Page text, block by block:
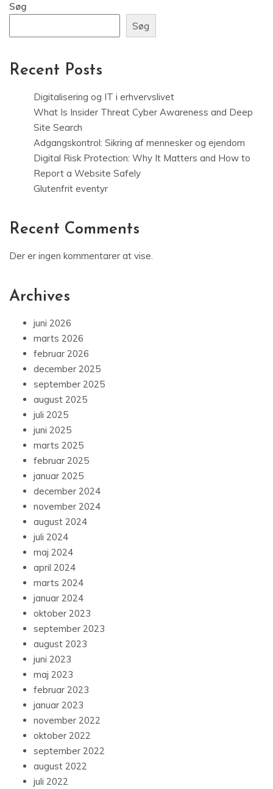
Søg
Søg
Recent Posts
Digitalisering og IT i erhvervslivet
What Is Insider Threat Cyber Awareness and Deep
Site Search
Adgangskontrol: Sikring af mennesker og ejendom
Digital Risk Protection: Why It Matters and How to
Report a Website Safely
Glutenfrit eventyr
Recent Comments
Der er ingen kommentarer at vise.
Archives
juni 2026
marts 2026
februar 2026
december 2025
september 2025
august 2025
juli 2025
juni 2025
marts 2025
februar 2025
januar 2025
december 2024
november 2024
august 2024
juli 2024
maj 2024
april 2024
marts 2024
januar 2024
oktober 2023
september 2023
august 2023
juni 2023
maj 2023
februar 2023
januar 2023
november 2022
oktober 2022
september 2022
august 2022
juli 2022